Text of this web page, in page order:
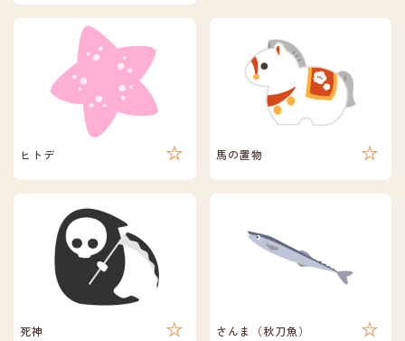
ヒトデ 馬の置物
死神 さんま（秋刀魚）